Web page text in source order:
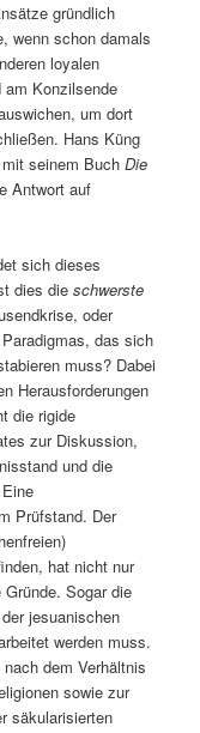
gründlich
wenn schon damals
loyalen
am Konzilsende
um dort
Hans Küng
mit seinem BuchDie
Antwort auf
sich dieses
dies dieschwerste
oder
das sich
muss? Dabei
Herausforderungen
die rigide
zur Diskussion,
und die
Prüfstand. Der
hat nicht nur
Sogar die
jesuanischen
werden muss.
dem Verhältnis
sowie zur
säkularisierten